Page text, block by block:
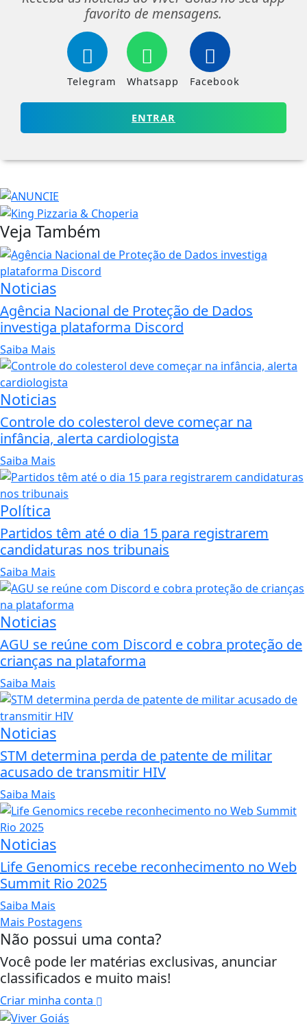
favorito de mensagens.
Telegram Whatsapp Facebook
ENTRAR
Veja Também
Noticias
Agência Nacional de Proteção de Dados
investiga plataforma Discord
Saiba Mais
Noticias
Controle do colesterol deve começar na
infância, alerta cardiologista
Saiba Mais
Política
Partidos têm até o dia 15 para registrarem
candidaturas nos tribunais
Saiba Mais
Noticias
AGU se reúne com Discord e cobra proteção de
crianças na plataforma
Saiba Mais
Noticias
STM determina perda de patente de militar
acusado de transmitir HIV
Saiba Mais
Noticias
Life Genomics recebe reconhecimento no Web
Summit Rio 2025
Saiba Mais
Mais Postagens
Não possui uma conta?
Você pode ler matérias exclusivas, anunciar
classificados e muito mais!
Criar minha conta